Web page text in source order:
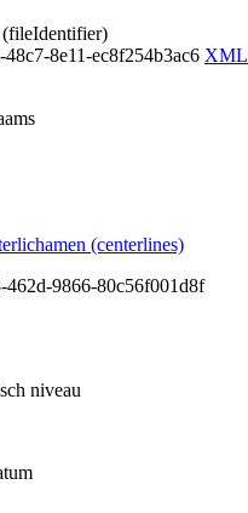
(fileIdentifier)
8e11-ec8f254b3ac6 XML
(centerlines)
462d-9866-80c56f001d8f
niveau